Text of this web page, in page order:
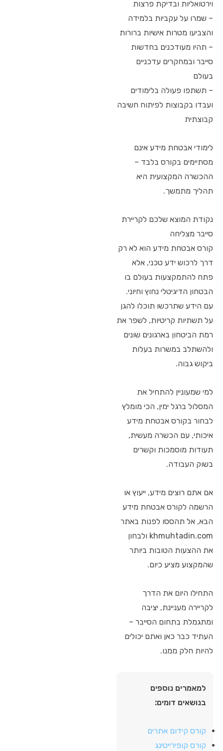
וירטואליות ובדיקת פרצות
– שמרו על עקביות בלמידה
והצביעו מטרות אישיות ברורות
– תהיו מעודכנים בחדשות
סייבר ובמחקרים עדכניים
בעולם
– תשתפו פעולה בלימודים
ועבדו בקבוצות לפיתוח חשיבה
קבוצתית
לימודי אבטחת מידע אינם
מסתיימים בקורס בלבד –
ההכשרה המקצועית היא
תהליך מתמשך.
נקודת המוצא שלכם לקריירת
סייבר מצליחה
קורס אבטחת מידע הוא לא רק
דרך לרכוש ידע טכני, אלא
פתח להתמקצעות בעולם בו
הבטחון הדיגיטלי נחוץ וחיוני.
עם הידע שתרכשו תוכלו להגן
על תשתיות קריטיות, לשפר את
רמת הביטחון בארגונים שונים
ולהשתלב במשרות בעלות
ביקוש גבוה.
למי שמעוניין להתחיל את
המסלול ברגל ימין, הכי מומלץ
לבחור בקורס אבטחת מידע
איכותי, עם הכשרה מעשית,
תעודות מוסמכות וקשרים
בשוק העבודה.
אם אתם רוצים מידע, ייעוץ או
הרשמה לקורס אבטחת מידע
הבא, אל תהססו לפנות באתר
khmuhtadin.com ולבחון
את ההצעות הטובות ביותר
שהמקצוע מציע כיום.
התחילו היום את הדרך
לקריירה מעניינת, יציבה
ומתגמלת בתחום הסייבר –
העתיד כבר כאן ואתם יכולים
להיות חלק ממנו.
למאמרים נוספים
בנושאים דומים:
קורס קידום אתרים
קורס קופירייטינג